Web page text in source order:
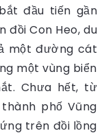
đầu tiến gần
đồi Con Heo, du
một đường cát
một vùng biển
Chưa hết, từ
phố Vũng
trên đồi lồng